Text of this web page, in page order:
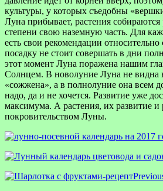
культуры, у которых съедобны
Луна прибывает, растения
степени свою наземную часть. Для
есть свои рекомендации
посадку не стоит совершать в дни
этот момент Луна поражена нашим
Солнцем. В новолуние Луна не видна
«сожжена», а в полнолуние она всем
надо, да и не хочется. Развитие уже
максимума. А растения, их развитие и
покровительством Луны.